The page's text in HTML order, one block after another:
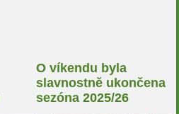
O víkendu byla
slavnostně ukončena
sezóna 2025/26